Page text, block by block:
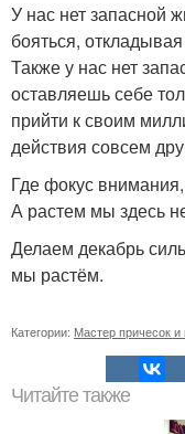
У нас нет запасной
бояться,
Также у нас нет
оставляешь себе
прийти к своим
действия совсем
Где фокус
А растем мы здесь
Делаем декабрь
мы растём.
Категории: Мастер причесок
Читайте также